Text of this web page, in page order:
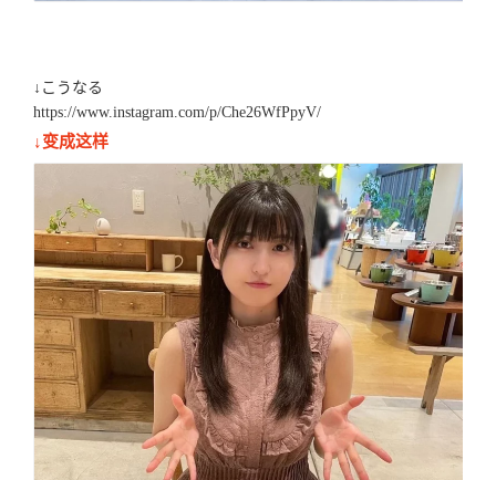
↓こうなる
https://www.instagram.com/p/Che26WfPpyV/
↓变成这样